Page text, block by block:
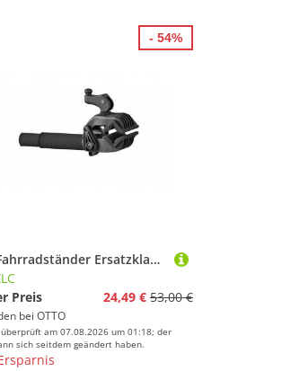
XLC Fahrradständer Ersatzklaue für Montageständer TO-S83
Preis
24,49 € 53,00 €
bei OTTO
am 07.08.2026 um 01:18; der
sich seitdem geändert haben.
- 54%